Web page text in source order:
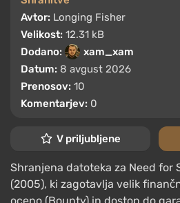
Avtor: Longing Fisher
Velikost: 12.31 kB
Dodano:
xam_xam
Datum: 8 avgust 2026
Prenosov: 10
Komentarjev: 0
V priljubljene
Shranjena datoteka za Need for
(2005), ki zagotavlja velik